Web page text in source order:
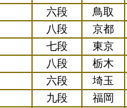
六段 鳥取
八段 京都
七段 東京
八段 栃木
六段 埼玉
九段 福岡